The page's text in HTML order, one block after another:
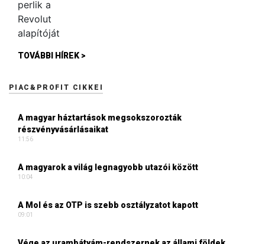
TOVÁBBI HÍREK >
PIAC&PROFIT CIKKEI
A magyar háztartások megsokszorozták
részvényvásárlásaikat
11:56
A magyarok a világ legnagyobb utazói között
10:04
A Mol és az OTP is szebb osztályzatot kapott
09:01